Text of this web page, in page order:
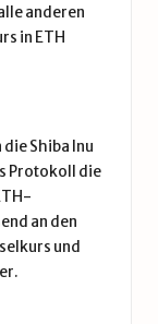
anderen
in ETH
dieShiba Inu
Protokoll die
an den
und